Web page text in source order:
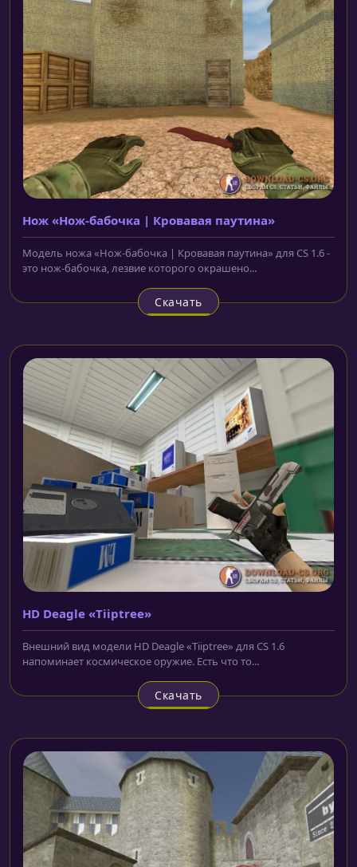
Нож «Нож-бабочка | Кровавая паутина»
Модель ножа «Нож-бабочка | Кровавая паутина» для CS 1.6 -
это нож-бабочка, лезвие которого окрашено...
Скачать
HD Deagle «Tiiptree»
Внешний вид модели HD Deagle «Tiiptree» для CS 1.6
напоминает космическое оружие. Есть что то...
Скачать